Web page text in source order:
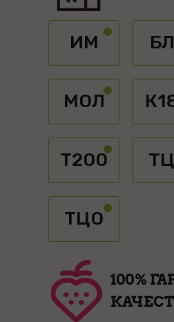
ИМ
МОЛ
Т200
ТЦО
100%